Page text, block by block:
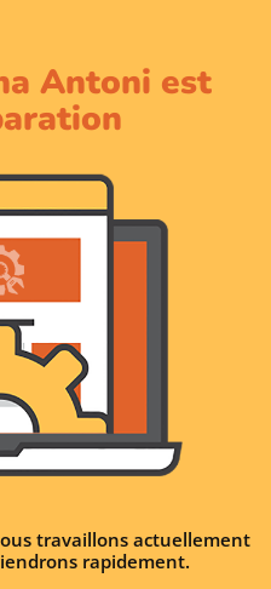
Antoni est
travaillons actuellement
rapidement.